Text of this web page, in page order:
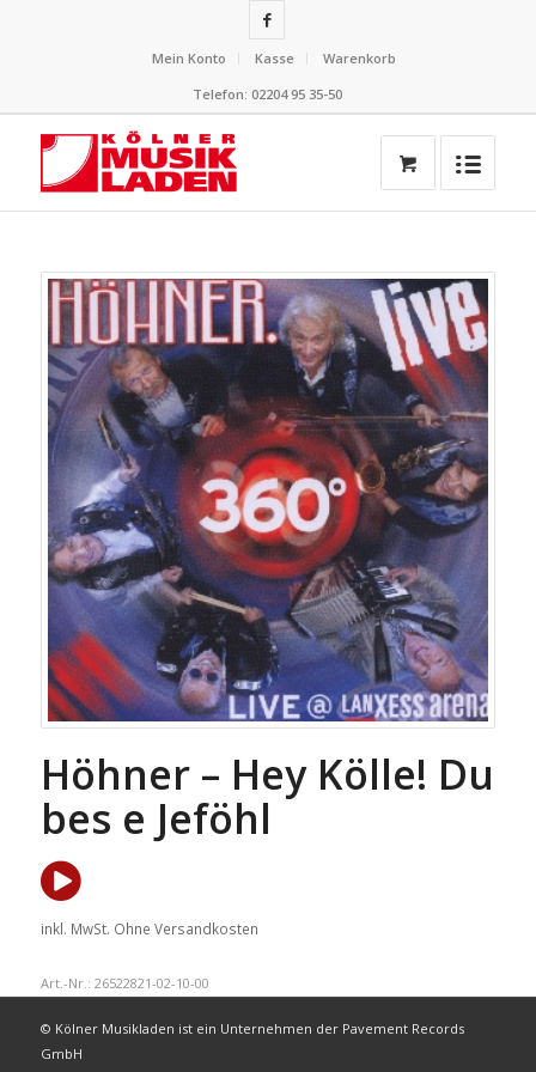
Mein Konto Kasse
Warenkorb
Telefon: 02204 95 35-50
Höhner – Hey Kölle! Du
bes e Jeföhl
inkl. MwSt. Ohne Versandkosten
Art.-Nr.: 26522821-02-10-00
© Kölner Musikladen ist ein Unternehmen der Pavement Records
GmbH